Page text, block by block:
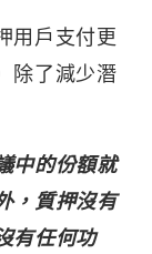
用戶支付更
除了減少潛
中的份額就
，質押沒有
有任何功